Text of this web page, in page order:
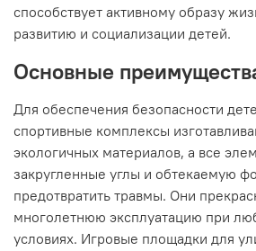
способствует активному образу
развитию и социализации детей.
Основные
Для обеспечения безопасности
спортивные комплексы
экологичных материалов, а все
закругленные углы и обтекаемую
предотвратить травмы. Они
многолетнюю эксплуатацию при
условиях. Игровые площадки для